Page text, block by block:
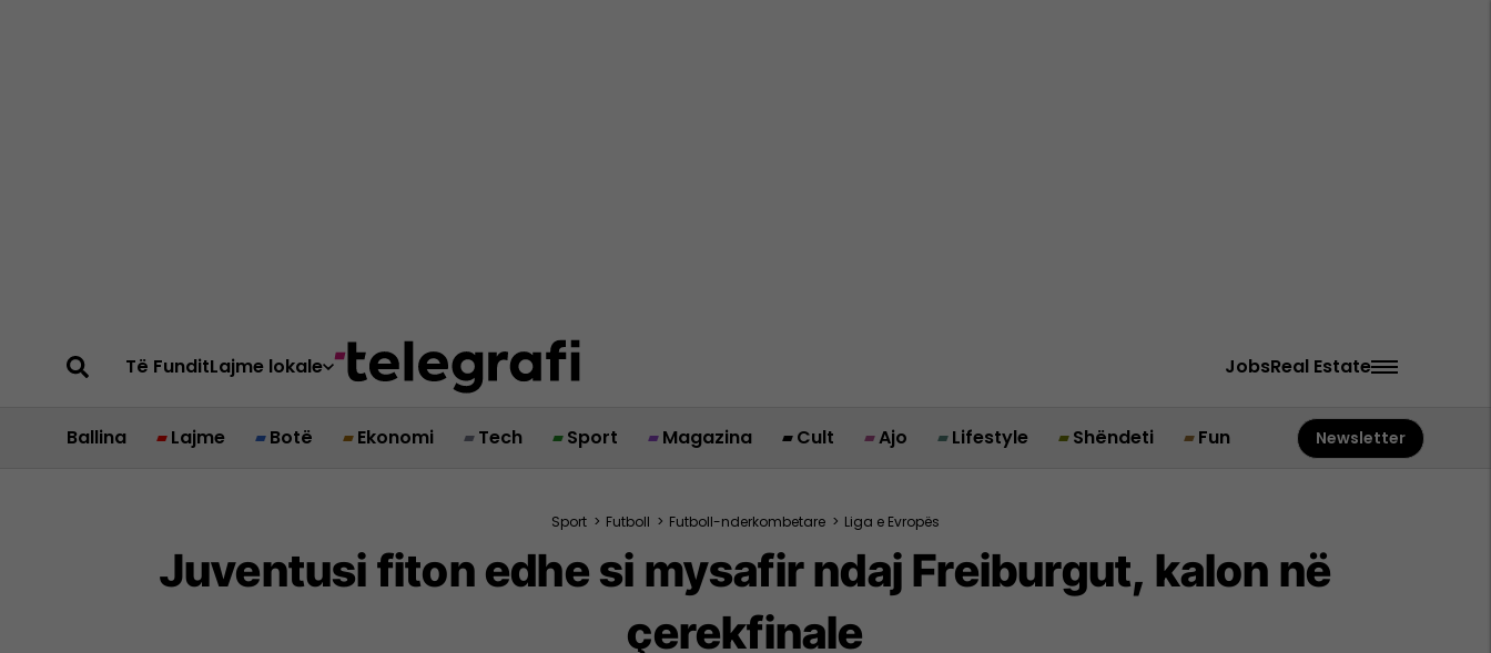
Të FunditLajme lokale JobsReal Estate
Ballina Lajme Botë Ekonomi Tech Sport Magazina Cult Ajo Lifestyle Shëndeti Fun Newsletter
Sport > Futboll > Futboll-nderkombetare > Liga e Evropës
Juventusi fiton edhe si mysafir ndaj Freiburgut, kalon në
çerekfinale